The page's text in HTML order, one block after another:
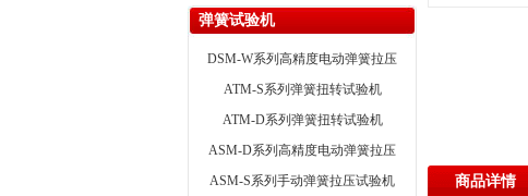
商品详情
弹簧试验机
DSM-W系列高精度电动弹簧拉压
ATM-S系列弹簧扭转试验机
ATM-D系列弹簧扭转试验机
ASM-D系列高精度电动弹簧拉压
ASM-S系列手动弹簧拉压试验机